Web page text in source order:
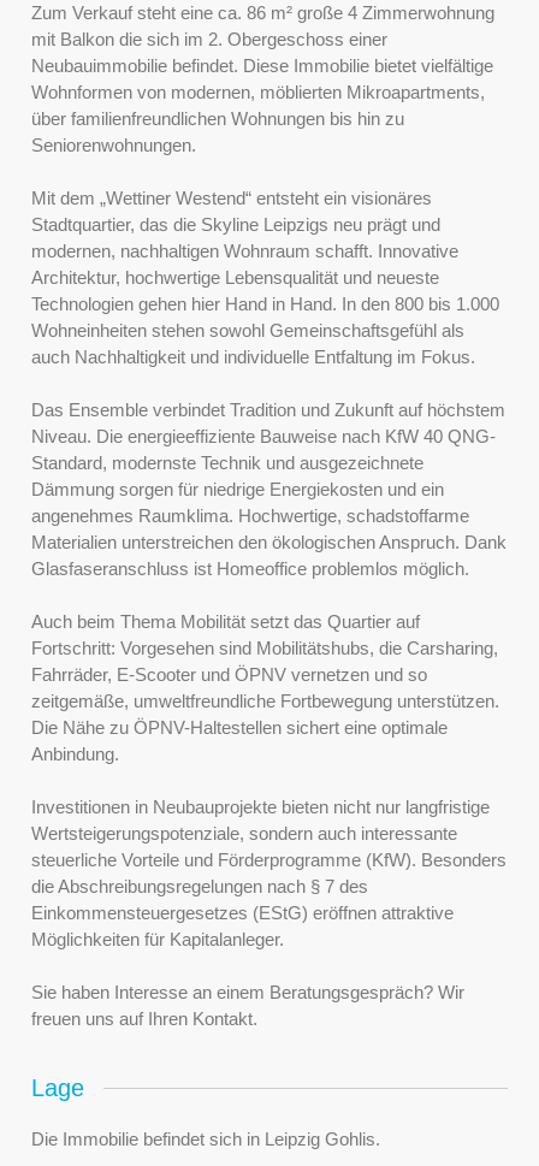
Zum Verkauf steht eine ca. 86 m² große 4 Zimmerwohnung
mit Balkon die sich im 2. Obergeschoss einer
Neubauimmobilie befindet. Diese Immobilie bietet vielfältige
Wohnformen von modernen, möblierten Mikroapartments,
über familienfreundlichen Wohnungen bis hin zu
Seniorenwohnungen.
Mit dem „Wettiner Westend“ entsteht ein visionäres
Stadtquartier, das die Skyline Leipzigs neu prägt und
modernen, nachhaltigen Wohnraum schafft. Innovative
Architektur, hochwertige Lebensqualität und neueste
Technologien gehen hier Hand in Hand. In den 800 bis 1.000
Wohneinheiten stehen sowohl Gemeinschaftsgefühl als
auch Nachhaltigkeit und individuelle Entfaltung im Fokus.
Das Ensemble verbindet Tradition und Zukunft auf höchstem
Niveau. Die energieeffiziente Bauweise nach KfW 40 QNG-
Standard, modernste Technik und ausgezeichnete
Dämmung sorgen für niedrige Energiekosten und ein
angenehmes Raumklima. Hochwertige, schadstoffarme
Materialien unterstreichen den ökologischen Anspruch. Dank
Glasfaseranschluss ist Homeoffice problemlos möglich.
Auch beim Thema Mobilität setzt das Quartier auf
Fortschritt: Vorgesehen sind Mobilitätshubs, die Carsharing,
Fahrräder, E-Scooter und ÖPNV vernetzen und so
zeitgemäße, umweltfreundliche Fortbewegung unterstützen.
Die Nähe zu ÖPNV-Haltestellen sichert eine optimale
Anbindung.
Investitionen in Neubauprojekte bieten nicht nur langfristige
Wertsteigerungspotenziale, sondern auch interessante
steuerliche Vorteile und Förderprogramme (KfW). Besonders
die Abschreibungsregelungen nach § 7 des
Einkommensteuergesetzes (EStG) eröffnen attraktive
Möglichkeiten für Kapitalanleger.
Sie haben Interesse an einem Beratungsgespräch? Wir
freuen uns auf Ihren Kontakt.
Lage
Die Immobilie befindet sich in Leipzig Gohlis.